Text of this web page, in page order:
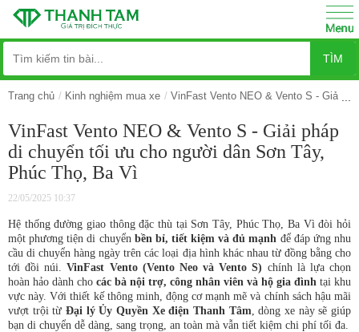
TÌM
Trang chủ Kinh nghiệm mua xe VinFast Vento NEO & Vento S - Giải
VinFast Vento NEO & Vento S - Giải pháp
di chuyển tối ưu cho người dân Sơn Tây,
Phúc Thọ, Ba Vì
22/05/2025 10:37
Hệ thống đường giao thông đặc thù tại Sơn Tây, Phúc Thọ, Ba Vì đòi hỏi
một phương tiện di chuyển bền bỉ, tiết kiệm và đủ mạnh để đáp ứng nhu
cầu di chuyển hàng ngày trên các loại địa hình khác nhau từ đồng bằng cho
tới đồi núi.VinFast Vento (Vento Neo và Vento S) chính là lựa chọn
hoàn hảo dành cho các bà nội trợ, công nhân viên và hộ gia đình tại khu
vực này. Với thiết kế thông minh, động cơ mạnh mẽ và chính sách hậu mãi
vượt trội từ Đại lý Ủy Quyền Xe điện Thanh Tâm, dòng xe này sẽ giúp
bạn di chuyển dễ dàng, sang trọng, an toàn mà vẫn tiết kiệm chi phí tối đa.